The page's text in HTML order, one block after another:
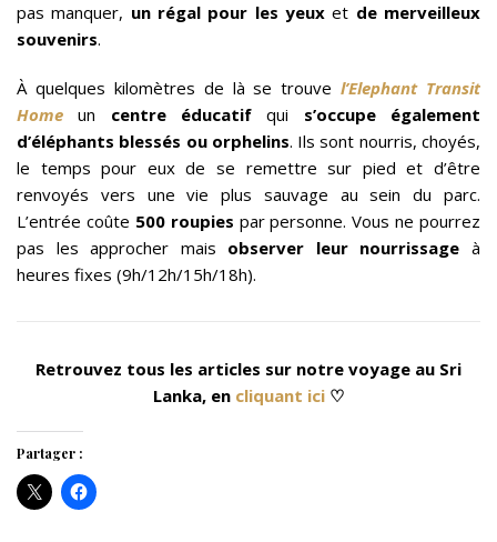
pas manquer, un régal pour les yeuxet de merveilleux
souvenirs.
À quelques kilomètres de là se trouvel’Elephant Transit
Home un centre éducatif qui s’occupe également
d’éléphants blessés ou orphelins. Ils sont nourris, choyés,
le temps pour eux de se remettre sur pied et d’être
renvoyés vers une vie plus sauvage au sein du parc.
L’entrée coûte 500 roupies par personne. Vous ne pourrez
pas les approcher mais observer leur nourrissage à
heures fixes (9h/12h/15h/18h).
Retrouvez tous les articles sur notre voyage au Sri
Lanka, en cliquant ici ♡
Partager :